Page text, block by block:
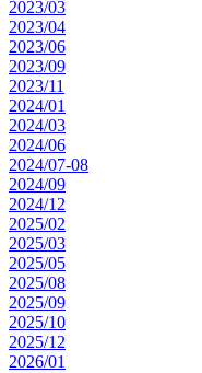
2023/03
2023/04
2023/06
2023/09
2023/11
2024/01
2024/03
2024/06
2024/07-08
2024/09
2024/12
2025/02
2025/03
2025/05
2025/08
2025/09
2025/10
2025/12
2026/01